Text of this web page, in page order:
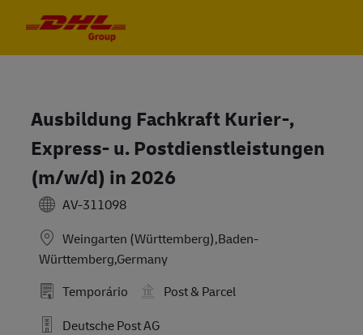
Ausbildung Fachkraft Kurier-,
Express- u. Postdienstleistungen
(m/w/d) in 2026
AV-311098
Weingarten (Württemberg),Baden-
Württemberg,Germany
Temporário
Post & Parcel
Deutsche Post AG